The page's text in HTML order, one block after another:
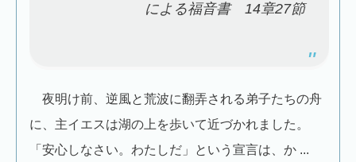
による福音書 14章27節
夜明け前、逆風と荒波に翻弄される弟子たちの舟
に、主イエスは湖の上を歩いて近づかれました。
「安心しなさい。わたしだ」という宣言は、か ...